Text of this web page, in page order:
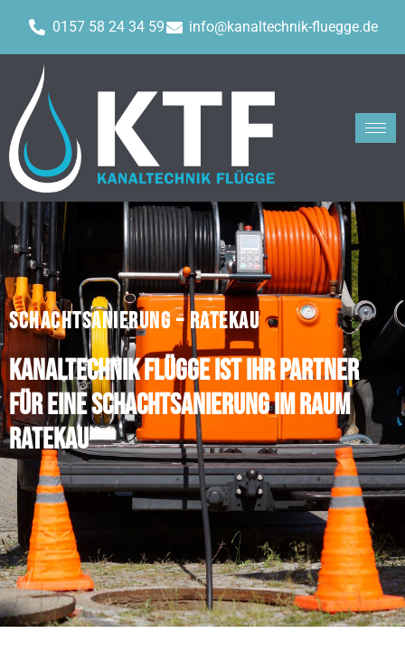
0157 58 24 34 59 info@kanaltechnik-fluegge.de
SCHACHTSANIERUNG – RATEKAU
Kanaltechnik Flügge ist Ihr Partner
für eine Schachtsanierung im Raum
Ratekau